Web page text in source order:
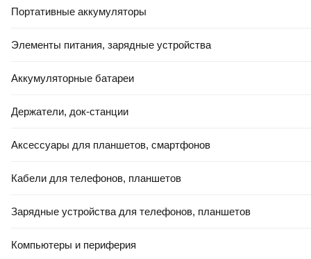
Портативные аккумуляторы
Элементы питания, зарядные устройства
Аккумуляторные батареи
Держатели, док-станции
Аксессуары для планшетов, смартфонов
Кабели для телефонов, планшетов
Зарядные устройства для телефонов, планшетов
Компьютеры и периферия